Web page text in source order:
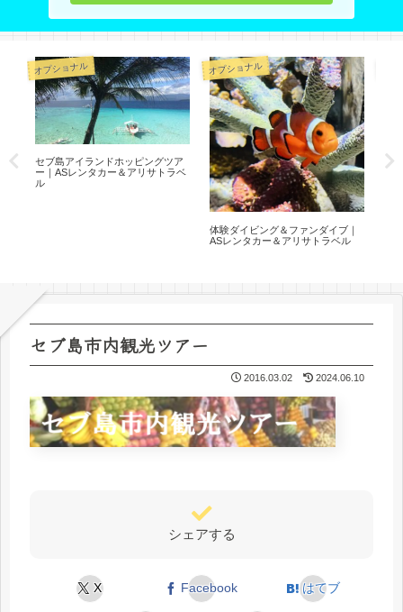
オプショナル
セブ島アイランドホッピングツア
ー｜ASレンタカー＆アリサトラベ
ル
オプショナル
体験ダイビング＆ファンダイブ｜
ASレンタカー＆アリサトラベル
ジ
セブ島市内観光ツアー
2016.03.02 2024.06.10
シェアする
X Facebook はてブ